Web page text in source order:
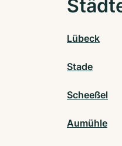
Lübeck
Stade
Scheeßel
Aumühle